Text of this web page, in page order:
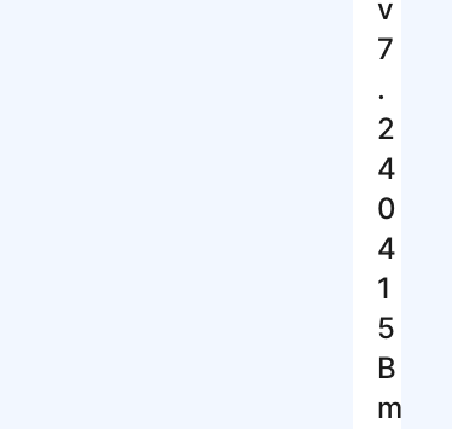
v
7
.
2
4
0
4
1
5
B
m